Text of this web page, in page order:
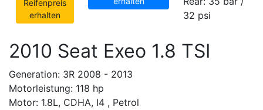
Reifenpreis
erhalten
32 psi
2010 Seat Exeo 1.8 TSI
Generation: 3R 2008 - 2013
Motorleistung: 118 hp
Motor: 1.8L, CDHA, I4 , Petrol